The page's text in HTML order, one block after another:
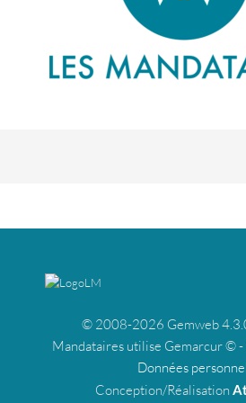
© 2008-2026 Gemweb
Mandataires utilise Gemarcur © -
Données
Conception/Réalisation